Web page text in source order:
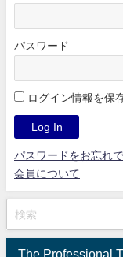
パスワード
ログイン情報を保
パスワードをお忘れ
会員について
The Professional